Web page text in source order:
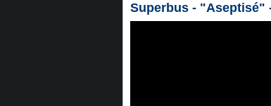
Superbus - "Aseptisé"